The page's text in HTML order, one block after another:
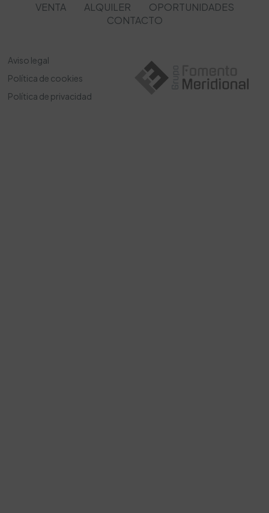
VENTA ALQUILER
OPORTUNIDADES
CONTACTO
Aviso legal
Política de cookies
Política de privacidad